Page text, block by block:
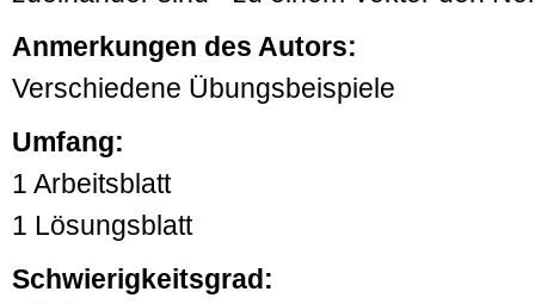
Anmerkungen des Autors:
Verschiedene Übungsbeispiele
Umfang:
1 Arbeitsblatt
1 Lösungsblatt
Schwierigkeitsgrad: